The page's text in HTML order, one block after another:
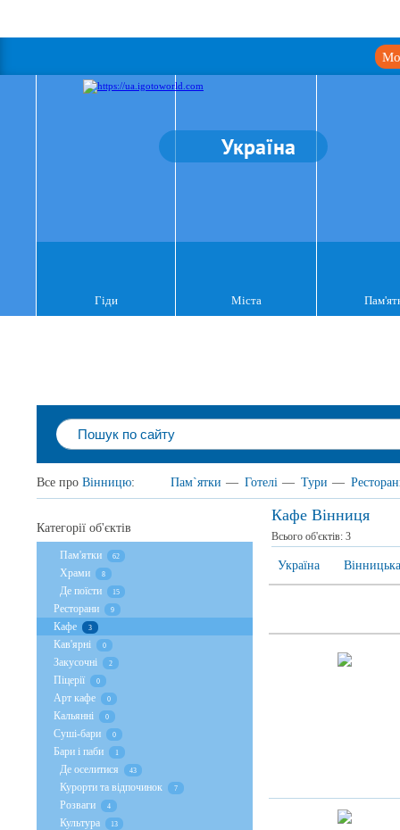
Україна
Гіди Міста
Все про Вінницю: Пам`ятки — Готелі — Тури —
Кафе Вінниця
Всього об'єктів: 3
Україна
Категорії об'єктів
Пам'ятки 62
Храми 8
Де поїсти 15
Ресторани 9
Кафе 3
Кав'ярні 0
Закусочні 2
Піцерії 0
Арт кафе 0
Кальянні 0
Суші-бари 0
Бари і паби 1
Де оселитися 43
Курорти та відпочинок 7
Розваги 4
Культура 13